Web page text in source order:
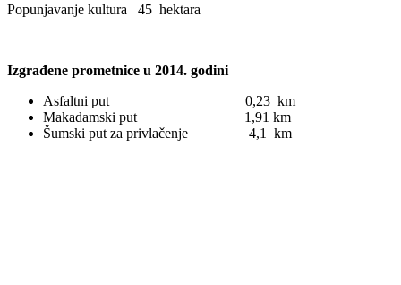
Popunjavanje kultura 45 hektara
Izgrađene prometnice u 2014. godini
Asfaltni put 0,23 km
Makadamski put 1,91 km
Šumski put za privlačenje 4,1 km